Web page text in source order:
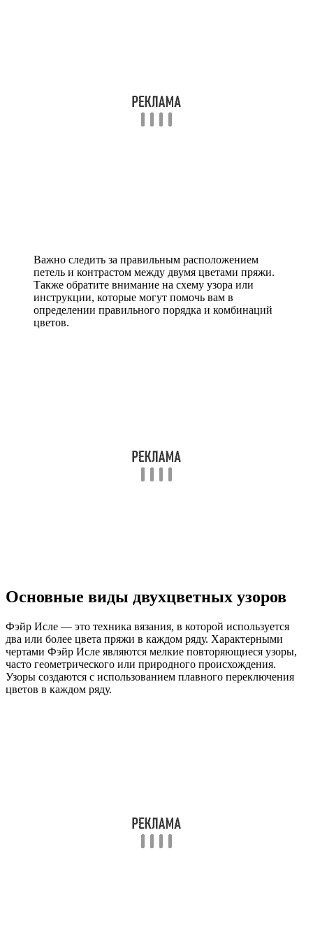
Важно следить за правильным расположением
петель и контрастом между двумя цветами пряжи.
Также обратите внимание на схему узора или
инструкции, которые могут помочь вам в
определении правильного порядка и комбинаций
цветов.
Основные виды двухцветных узоров
Фэйр Исле — это техника вязания, в которой используется
два или более цвета пряжи в каждом ряду. Характерными
чертами Фэйр Исле являются мелкие повторяющиеся узоры,
часто геометрического или природного происхождения.
Узоры создаются с использованием плавного переключения
цветов в каждом ряду.